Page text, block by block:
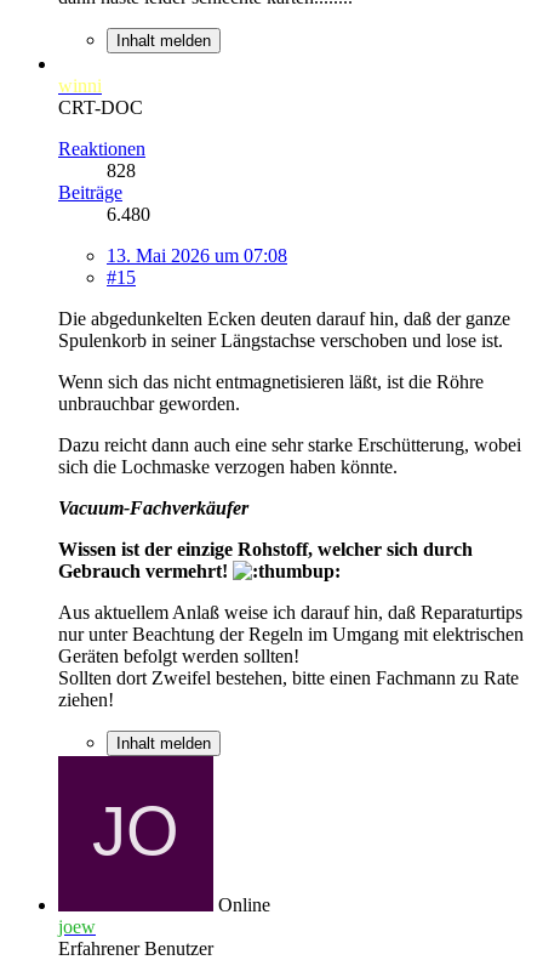
Inhalt melden
winni
CRT-DOC
Reaktionen
828
Beiträge
6.480
13. Mai 2026 um 07:08
#15
Die abgedunkelten Ecken deuten darauf hin, daß der ganze
Spulenkorb in seiner Längstachse verschoben und lose ist.
Wenn sich das nicht entmagnetisieren läßt, ist die Röhre
unbrauchbar geworden.
Dazu reicht dann auch eine sehr starke Erschütterung, wobei
sich die Lochmaske verzogen haben könnte.
Vacuum-Fachverkäufer
Wissen ist der einzige Rohstoff, welcher sich durch
Gebrauch vermehrt!
Aus aktuellem Anlaß weise ich darauf hin, daß Reparaturtips
nur unter Beachtung der Regeln im Umgang mit elektrischen
Geräten befolgt werden sollten!
Sollten dort Zweifel bestehen, bitte einen Fachmann zu Rate
ziehen!
Inhalt melden
Online
joew
Erfahrener Benutzer